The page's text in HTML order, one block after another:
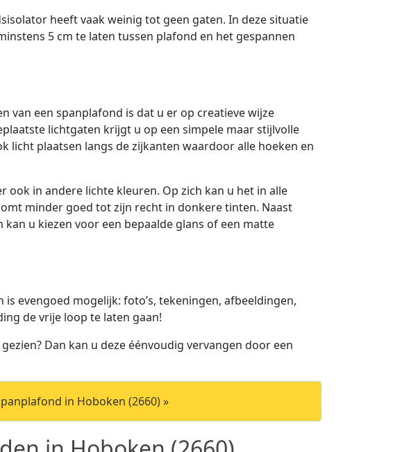
heeft vaak weinig tot geen gaten. In deze situatie
5 cm te laten tussen plafond en het gespannen
van een spanplafond is dat u er op creatieve wijze
lichtgaten krijgt u op een simpele maar stijlvolle
licht plaatsen langs de zijkanten waardoor alle hoeken en
ook in andere lichte kleuren. Op zich kan u het in alle
minder goed tot zijn recht in donkere tinten. Naast
u kiezen voor een bepaalde glans of een matte
evengoed mogelijk: foto’s, tekeningen, afbeeldingen,
de vrije loop te laten gaan!
Dan kan u deze éénvoudig vervangen door een
in Hoboken (2660) »